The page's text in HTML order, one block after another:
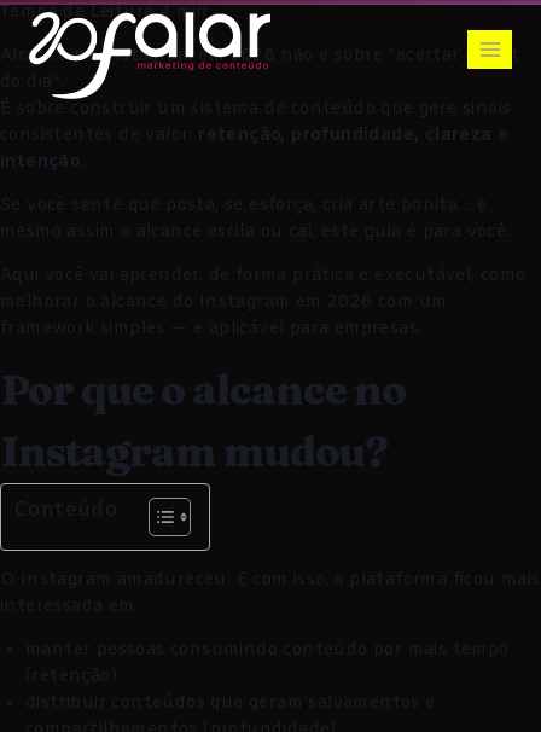
Alcance no Instagram em 2026 não é sobre “acertar o post
do dia”.
É sobre construir um sistema de conteúdo que gere sinais
consistentes de valor: retenção, profundidade, clareza e
intenção.
Se você sente que posta, se esforça, cria arte bonita… e
mesmo assim o alcance oscila ou cai, este guia é para você.
Aqui você vai aprender, de forma prática e executável, como
melhorar o alcance do Instagram em 2026 com um
framework simples — e aplicável para empresas.
Por que o alcance no
Instagram mudou?
Conteúdo
O Instagram amadureceu. E com isso, a plataforma ficou mais
interessada em:
manter pessoas consumindo conteúdo por mais tempo
(retenção)
distribuir conteúdos que geram salvamentos e